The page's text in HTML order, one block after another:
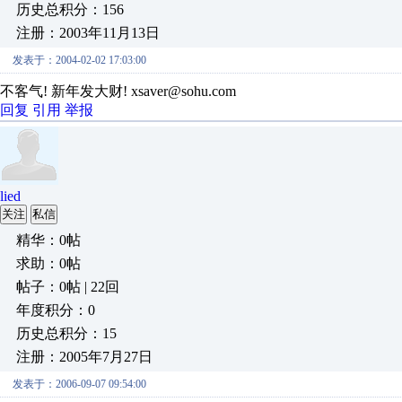
历史总积分：156
注册：2003年11月13日
发表于：2004-02-02 17:03:00
不客气! 新年发大财! xsaver@sohu.com
回复 引用 举报
lied
关注 私信
精华：0帖
求助：0帖
帖子：0帖 | 22回
年度积分：0
历史总积分：15
注册：2005年7月27日
发表于：2006-09-07 09:54:00